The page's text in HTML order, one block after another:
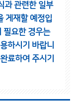
과 관련한 일부
게재할 예정입
필요한 경우는
하시기 바랍니
료하여 주시기